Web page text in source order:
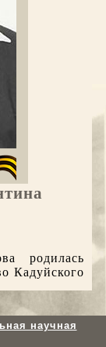
родилась
Кадуйского
в армию
отправлена
7 января
научная